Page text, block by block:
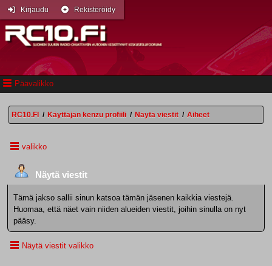
Päävalikko
Kirjaudu Rekisteröidy
RC10.FI / Käyttäjän kenzu profiili / Näytä viestit / Aiheet
valikko
Näytä viestit
Tämä jakso sallii sinun katsoa tämän jäsenen kaikkia viestejä.
Huomaa, että näet vain niiden alueiden viestit, joihin sinulla on nyt
pääsy.
Näytä viestit valikko